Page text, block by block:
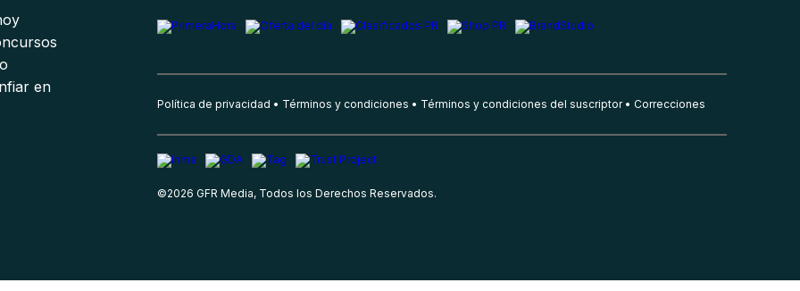
en
Política de privacidad Términos y condiciones Términos y condiciones del suscriptor Correcciones
©2026 GFR Media, Todos los Derechos Reservados.